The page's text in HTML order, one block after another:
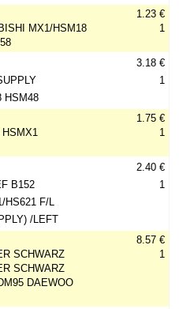
MX1/HSM18
1.23 €
1
HSM48
3.18 €
1
HSMX1
1.75 €
1
B152
HS621 F/L
/LEFT
2.40 €
1
SCHWARZ
SCHWARZ
DAEWOO
8.57 €
1